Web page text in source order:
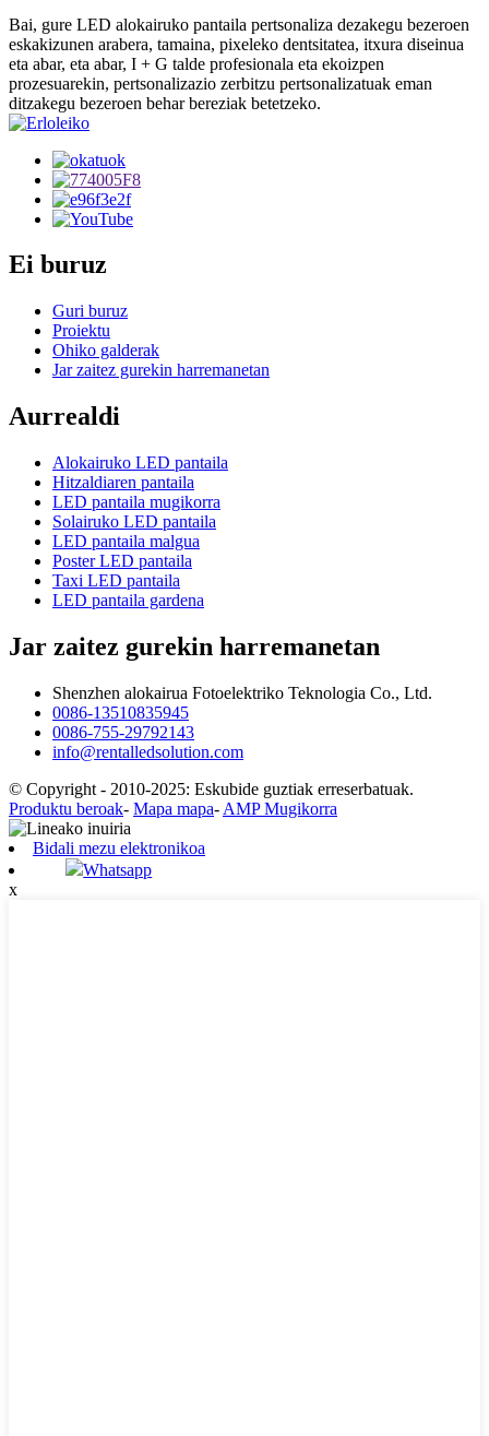
Bai, gure LED alokairuko pantaila pertsonaliza dezakegu bezeroen
eskakizunen arabera, tamaina, pixeleko dentsitatea, itxura diseinua
eta abar, eta abar, I + G talde profesionala eta ekoizpen
prozesuarekin, pertsonalizazio zerbitzu pertsonalizatuak eman
ditzakegu bezeroen behar bereziak betetzeko.
Ei buruz
Guri buruz
Proiektu
Ohiko galderak
Jar zaitez gurekin harremanetan
Aurrealdi
Alokairuko LED pantaila
Hitzaldiaren pantaila
LED pantaila mugikorra
Solairuko LED pantaila
LED pantaila malgua
Poster LED pantaila
Taxi LED pantaila
LED pantaila gardena
Jar zaitez gurekin harremanetan
Shenzhen alokairua Fotoelektriko Teknologia Co., Ltd.
0086-13510835945
0086-755-29792143
info@rentalledsolution.com
© Copyright - 2010-2025: Eskubide guztiak erreserbatuak.
Produktu beroak- Mapa mapa- AMP Mugikorra
Bidali mezu elektronikoa
Whatsapp
x